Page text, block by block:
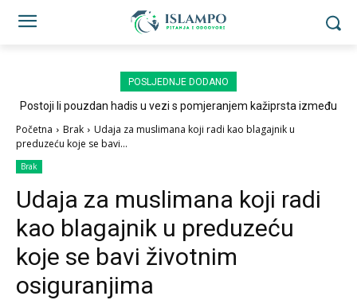
POSLJEDNJE DODANO
Postoji li pouzdan hadis u vezi s pomjeranjem kažiprsta između
Početna Brak
Udaja za muslimana koji radi kao blagajnik u
preduzeću koje se bavi...
Brak
Udaja za muslimana koji radi
kao blagajnik u preduzeću
koje se bavi životnim
osiguranjima